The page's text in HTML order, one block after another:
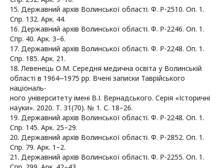
15. Державний архів Волинської області. Ф. Р-2510. Оп. 1.
Спр. 132. Арк. 44.
16. Державний архів Волинської області. Ф. Р-2246. Оп. 1.
Спр. 40. Арк. 3–6.
17. Державний архів Волинської області. Ф. Р-2248. Оп. 1.
Спр. 185. Арк. 21.
18. Левенець О.М. Середня медична освіта у Волинській
області в 1964‒1975 рр. Вчені записки Таврійського
національ-
ного університету імені В.І. Вернадського. Серія «Історичні
науки». 2020. Т. 31(70). № 1. С. 18–26.
19. Державний архів Волинської області. Ф. Р-2248. Оп. 1.
Спр. 145. Арк. 25–29.
20. Державний архів Волинської області. Ф. Р-2852. Оп. 1.
Спр. 79. Арк. 1–2.
21. Державний архів Волинської області. Ф. Р-2255. Оп. 1.